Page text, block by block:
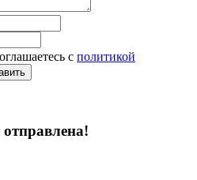
с политикой